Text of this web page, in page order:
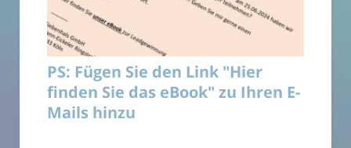
PS: Fügen Sie den Link "Hier
finden Sie das eBook" zu Ihren E-
Mails hinzu